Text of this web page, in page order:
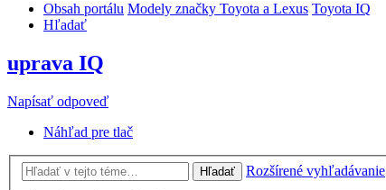
Obsah portálu Modely značky Toyota a Lexus Toyota IQ
Hľadať
uprava IQ
Napísať odpoveď
Náhľad pre tlač
Hľadať
Rozšírené vyhľadávanie